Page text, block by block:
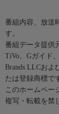
番組内容、放送
す。
番組データ提供
TiVo、Gガイド
Brands LLCおよ
たは登録商標で
このホームペー
複写・転載を禁